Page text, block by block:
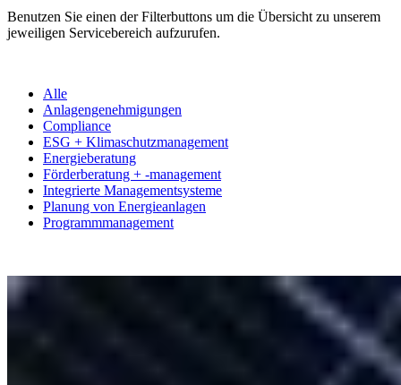
Benutzen Sie einen der Filterbuttons um die Übersicht zu unserem
jeweiligen Servicebereich aufzurufen.
Alle
Anlagengenehmigungen
Compliance
ESG + Klimaschutzmanagement
Energieberatung
Förderberatung + -management
Integrierte Managementsysteme
Planung von Energieanlagen
Programmmanagement